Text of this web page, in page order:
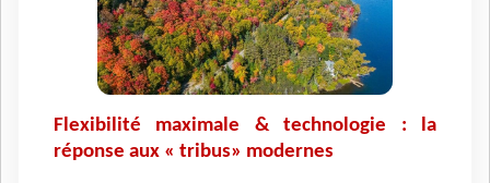
Flexibilité maximale & technologie : la
réponse aux « tribus» modernes